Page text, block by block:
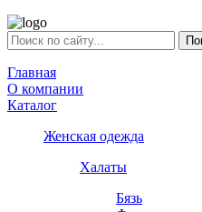
Главная
О компании
Каталог
Женская одежда
Халаты
Бязь